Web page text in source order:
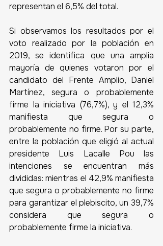
representan el 6,5% del total.
Si observamos los resultados por el
voto realizado por la población en
2019, se identifica que una amplia
mayoría de quienes votaron por el
candidato del Frente Amplio, Daniel
Martínez, segura o probablemente
firme la iniciativa (76,7%), y el 12,3%
manifiesta que segura o
probablemente no firme. Por su parte,
entre la población que eligió al actual
presidente Luis Lacalle Pou las
intenciones se encuentran más
divididas: mientras el 42,9% manifiesta
que segura o probablemente no firme
para garantizar el plebiscito, un 39,7%
considera que segura o
probablemente firme la iniciativa.